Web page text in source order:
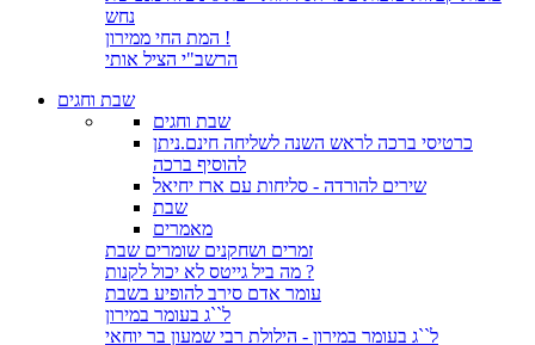
נחש
המת החי ממירון !
הרשב"י הציל אותי
שבת וחגים
שבת וחגים
כרטיסי ברכה לראש השנה לשליחה חינם.ניתן
להוסיף ברכה
שירים להורדה - סליחות עם ארז יחיאל
שבת
מאמרים
זמרים ושחקנים שומרים שבת
מה ביל גייטס לא יכול לקנות ?
עומר אדם סירב להופיע בשבת
ל``ג בעומר במירון
ל``ג בעומר במירון - הילולת רבי שמעון בר יוחאי